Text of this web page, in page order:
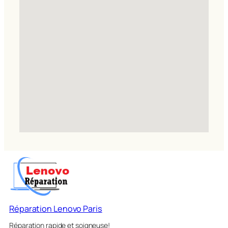
Réparation Lenovo Paris
Réparation rapide et soigneuse!